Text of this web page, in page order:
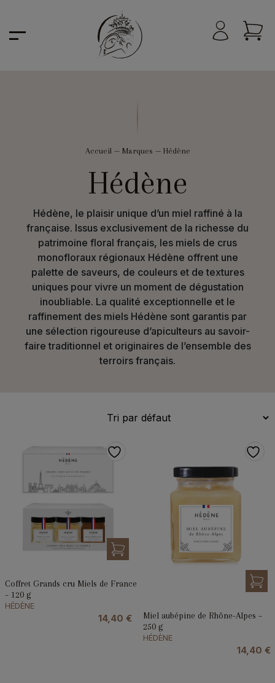
Accueil — Marques — Hédène
Hédène
Hédène, le plaisir unique d’un miel raffiné à la
française. Issus exclusivement de la richesse du
patrimoine floral français, les miels de crus
monofloraux régionaux Hédène offrent une
palette de saveurs, de couleurs et de textures
uniques pour vivre un moment de dégustation
inoubliable. La qualité exceptionnelle et le
raffinement des miels Hédène sont garantis par
une sélection rigoureuse d’apiculteurs au savoir-
faire traditionnel et originaires de l’ensemble des
terroirs français.
Coffret Grands cru Miels de France
– 120 g
HÉDÈNE
14,40 €
Miel aubépine de Rhône-Alpes –
250 g
HÉDÈNE
14,40 €